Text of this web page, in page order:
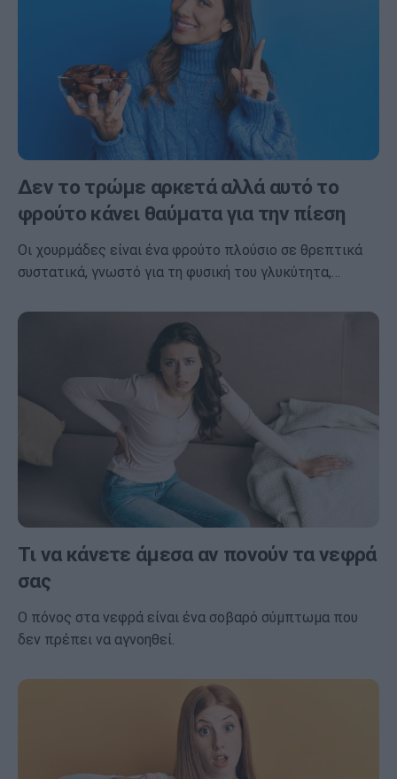
Δεν το τρώμε αρκετά αλλά αυτό το
φρούτο κάνει θαύματα για την πίεση
Οι χουρμάδες είναι ένα φρούτο πλούσιο σε θρεπτικά
συστατικά, γνωστό για τη φυσική του γλυκύτητα,…
Τι να κάνετε άμεσα αν πονούν τα νεφρά
σας
Ο πόνος στα νεφρά είναι ένα σοβαρό σύμπτωμα που
δεν πρέπει να αγνοηθεί.